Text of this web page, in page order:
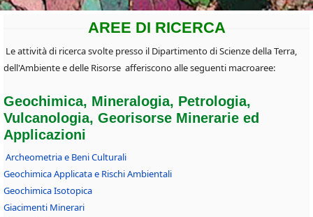
AREE DI RICERCA
Le attività di ricerca svolte presso il Dipartimento di Scienze della Terra,
dell'Ambiente e delle Risorse afferiscono alle seguenti macroaree:
Geochimica, Mineralogia, Petrologia,
Vulcanologia, Georisorse Minerarie ed
Applicazioni
Archeometria e Beni Culturali
Geochimica Applicata e Rischi Ambientali
Geochimica Isotopica
Giacimenti Minerari